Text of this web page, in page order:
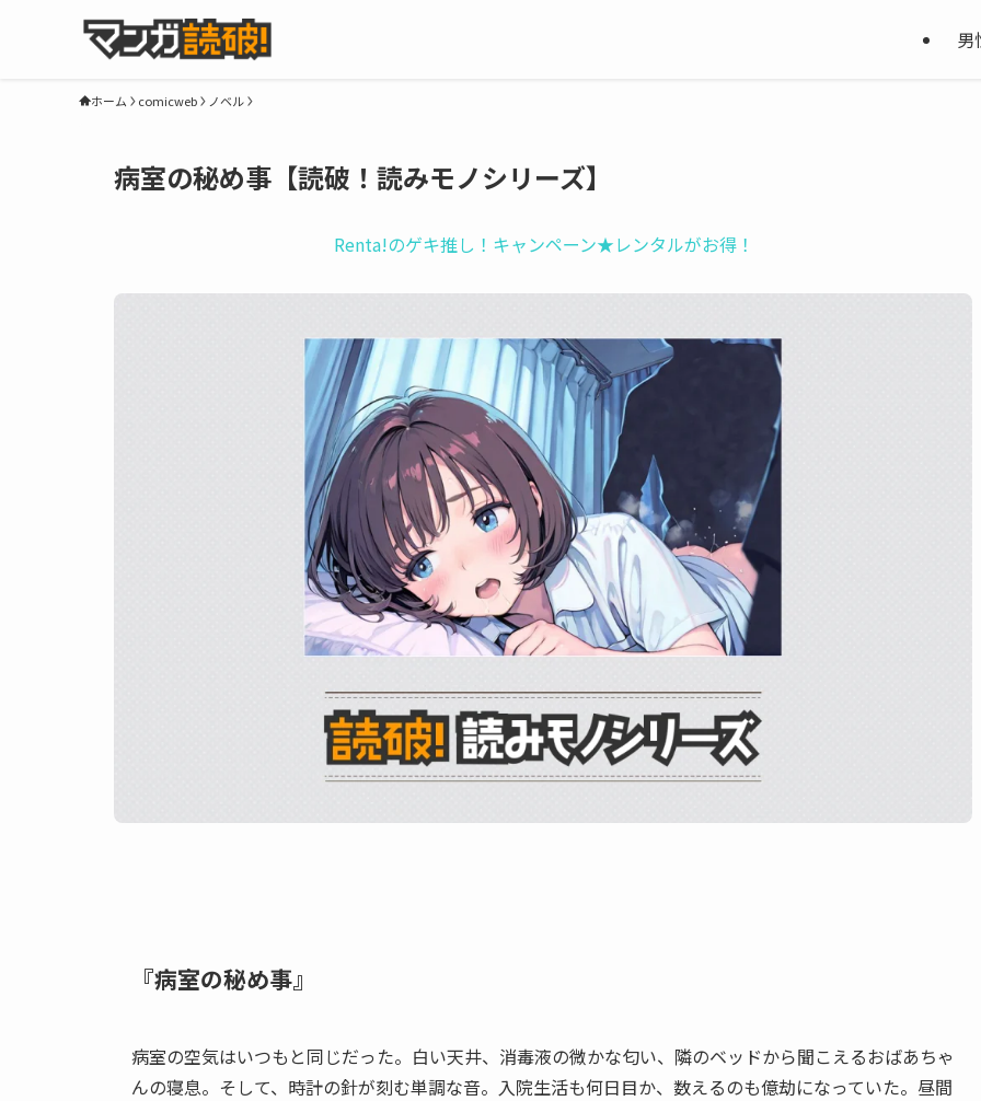
男
ホーム comicweb ノベル
病室の秘め事【読破！読みモノシリーズ】
Renta!のゲキ推し！キャンペーン★レンタルがお得！
『病室の秘め事』
病室の空気はいつもと同じだった。白い天井、消毒液の微かな匂い、隣のベッドから聞こえるおばあちゃ
んの寝息。そして、時計の針が刻む単調な音。入院生活も何日目か、数えるのも億劫になっていた。昼間